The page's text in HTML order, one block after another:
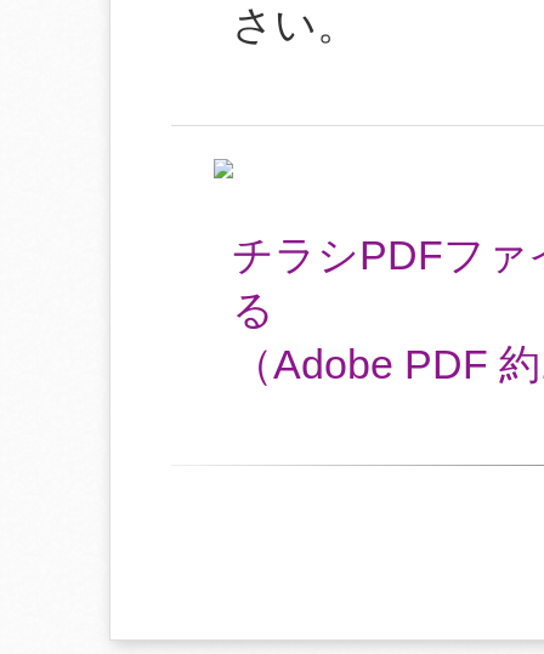
さい。
チラシPDFフ
る
（Adobe PDF